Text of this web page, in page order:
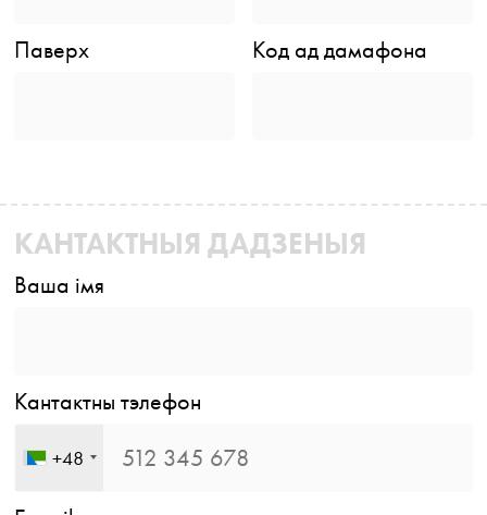
Паверх Код ад дамафона
КАНТАКТНЫЯ ДАДЗЕНЫЯ
Ваша імя
Кантактны тэлефон
+48